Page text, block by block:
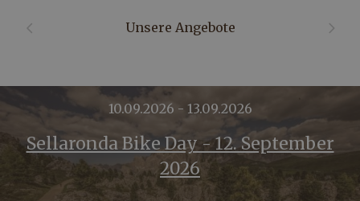
Unsere Angebote
10.09.2026 - 13.09.2026
Sellaronda Bike Day - 12. September
2026